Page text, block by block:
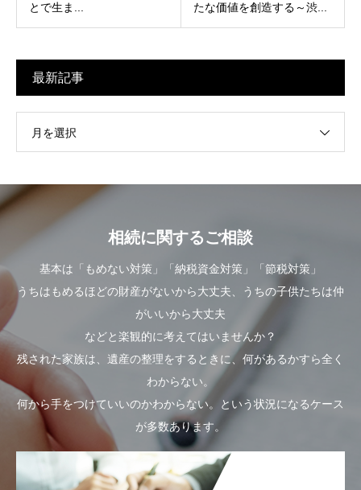
とで生ま...
たな価値を創造する～渋...
最新記事
月を選択
相続に関するご相談
基本は「もめない対策」「納税資金対策」「節税対策」
うちはもめるほどの財産がないから大丈夫、うちの子供たちは仲
がいいから大丈夫
などと楽観的に考えてはいませんか？
残された家族は、遺産の整理をするときに、何があるかすら全く
わからない。
何から手をつけていいのかわからない。という状況になるケース
が多数あります。